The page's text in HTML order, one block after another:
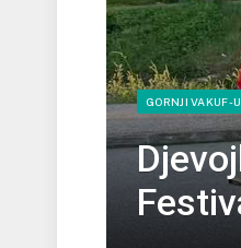
GORNJI VAKUF-